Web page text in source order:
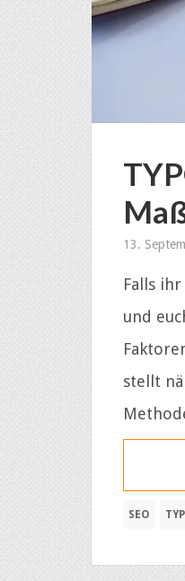
13.
Falls
und
stellt
SEO